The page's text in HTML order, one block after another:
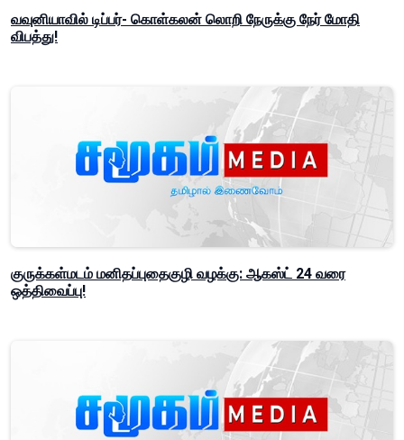
வவுனியாவில் டிப்பர்- கொள்கலன் லொறி நேருக்கு நேர் மோதி
விபத்து!
குருக்கள்மடம் மனிதப்புதைகுழி வழக்கு: ஆகஸ்ட் 24 வரை
ஒத்திவைப்பு!